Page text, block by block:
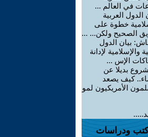
في العالم ...
الدول العربية
خطوة على
الصحيح ولكن... ...
بيان الدول
والإسلامية لإدانة
الإس ...
بديلا عن
كيف يصعد
الأمريكيون لمو
ودراسات